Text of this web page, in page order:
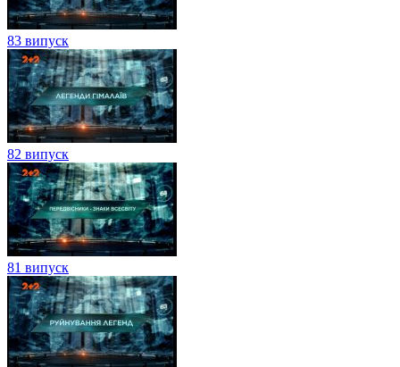
83 випуск
82 випуск
81 випуск